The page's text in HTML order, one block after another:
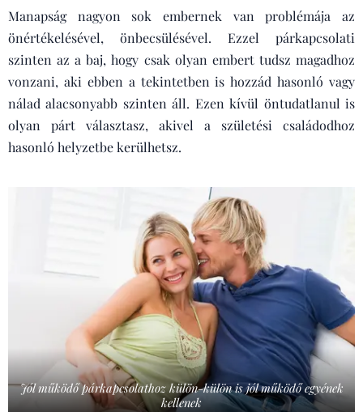
Manapság nagyon sok embernek van problémája az
önértékelésével, önbecsülésével. Ezzel párkapcsolati
szinten az a baj, hogy csak olyan embert tudsz magadhoz
vonzani, aki ebben a tekintetben is hozzád hasonló vagy
nálad alacsonyabb szinten áll. Ezen kívül öntudatlanul is
olyan párt választasz, akivel a születési családodhoz
hasonló helyzetbe kerülhetsz.
Jól működő párkapcsolathoz külön-külön is jól működő egyének
kellenek